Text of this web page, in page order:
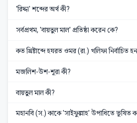
'রিদ্দা' শব্দের অর্থ কী?
সর্বপ্রথম, 'বায়তুল মাল' প্রতিষ্ঠা করেন কে?
কত খ্রিষ্টাব্দে হযরত ওমর (রা.) খলিফা নির্বাচিত
মজলিশ-উশ-শূরা কী?
বায়তুল মাল কী?
মহানবি (স.) কাকে 'সাইফুল্লাহ' উপাধিতে ভূষিত